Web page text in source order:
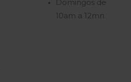
Domingos de
10am a 12mn